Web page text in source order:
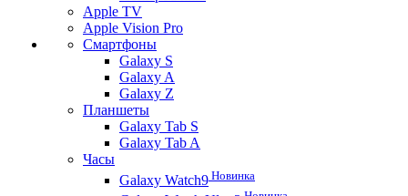
Apple TV
Apple Vision Pro
Смартфоны
Galaxy S
Galaxy A
Galaxy Z
Планшеты
Galaxy Tab S
Galaxy Tab A
Часы
Galaxy Watch9 Новинка